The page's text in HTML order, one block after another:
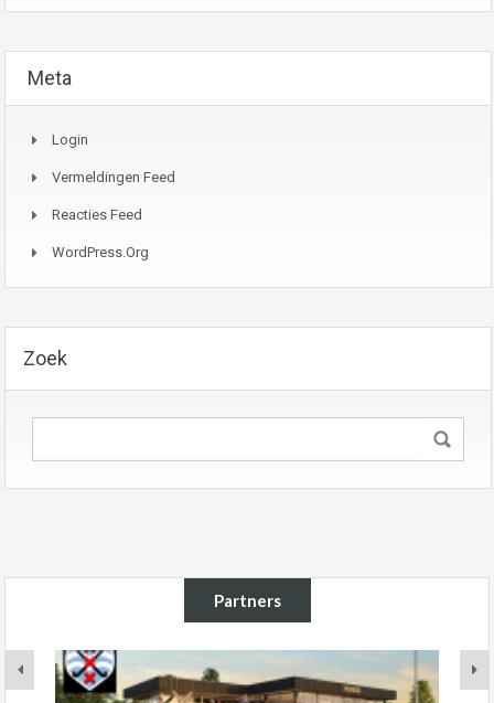
Meta
Login
Vermeldingen Feed
Reacties Feed
WordPress.org
Zoek
Partners